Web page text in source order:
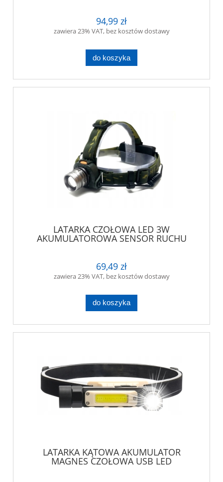
94,99 zł
zawiera 23% VAT, bez kosztów dostawy
do koszyka
LATARKA CZOŁOWA LED 3W
AKUMULATOROWA SENSOR RUCHU
69,49 zł
zawiera 23% VAT, bez kosztów dostawy
do koszyka
LATARKA KĄTOWA AKUMULATOR
MAGNES CZOŁOWA USB LED